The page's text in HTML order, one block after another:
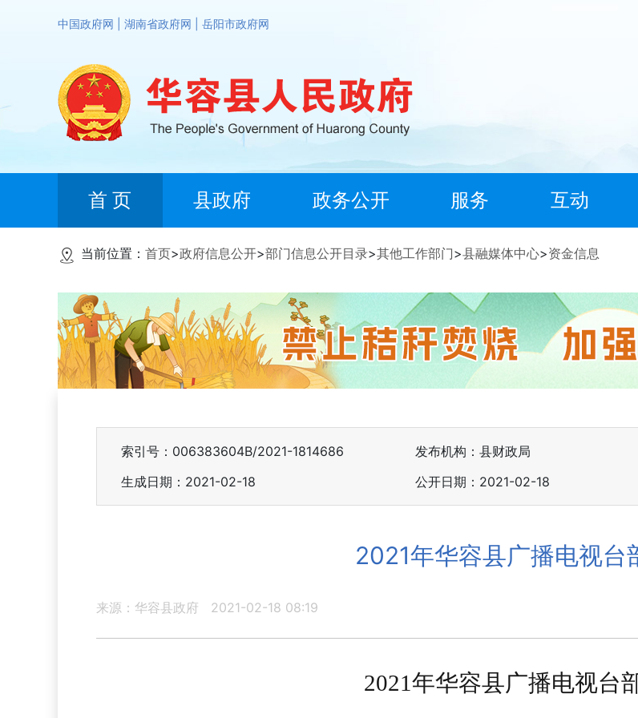
中国政府网 湖南省政府网 岳阳市政府网
首 页 县政府 政务公开 服务 互动
当前位置： 首页>政府信息公开>部门信息公开目录>其他工作部门>县融媒体中心>资金信息
索引号：006383604B/2021-1814686 发布机构：县财政局
生成日期：2021-02-18
公开日期：2021-02-18
2021年华容县广播电视台
来源：华容县政府 2021-02-18 08:19
2021年华容县广播电视台